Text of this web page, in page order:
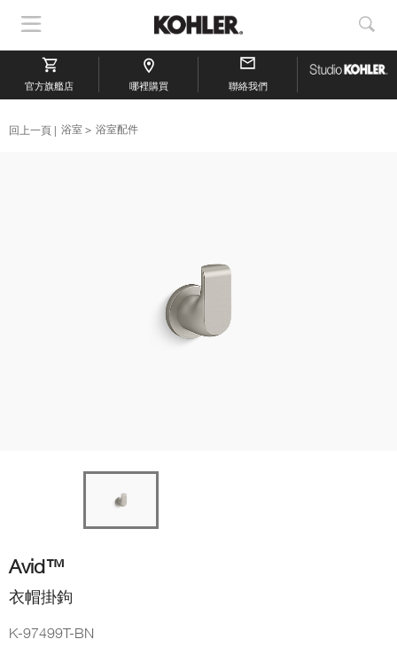
顯
示
導
航
顯
示
搜
官方旗艦店 哪裡購買 聯絡我們
回上一頁 浴室 浴室配件
Avid™
衣帽掛鉤
K-97499T-BN